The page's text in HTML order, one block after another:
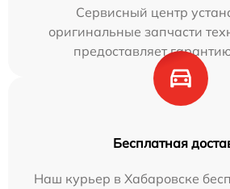
Сервисный центр
оригинальные запчасти
предоставляет
Бесплатная
Наш курьер в Хабаровске